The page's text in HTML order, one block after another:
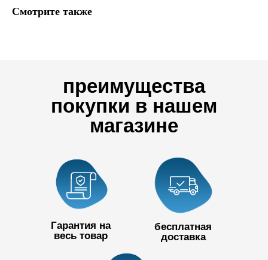
Смотрите также
преимущества
покупки в нашем
магазине
Гарантия на
весь товар
бесплатная
доставка
+7 727 390